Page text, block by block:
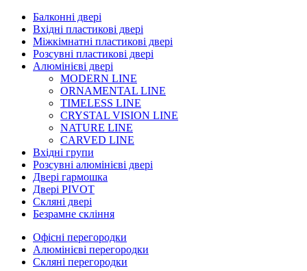
Балконні двері
Вхідні пластикові двері
Міжкімнатні пластикові двері
Розсувні пластикові двері
Алюмінієві двері
MODERN LINE
ORNAMENTAL LINE
TIMELESS LINE
CRYSTAL VISION LINE
NATURE LINE
CARVED LINE
Вхідні групи
Розсувні алюмінієві двері
Двері гармошка
Двері PIVOT
Скляні двері
Безрамне скління
Офісні перегородки
Алюмінієві перегородки
Скляні перегородки